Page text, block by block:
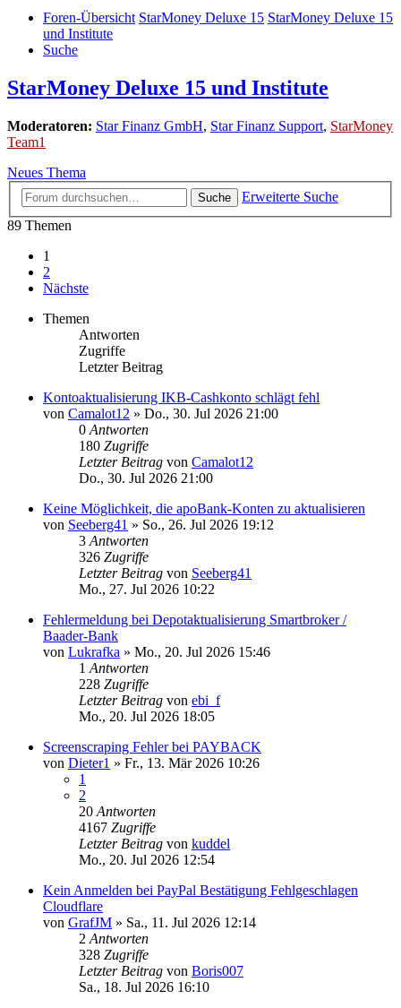
Foren-Übersicht StarMoney Deluxe 15 StarMoney Deluxe 15
und Institute
Suche
StarMoney Deluxe 15 und Institute
Moderatoren: Star Finanz GmbH, Star Finanz Support, StarMoney
Team1
Neues Thema
Suche
Erweiterte Suche
89 Themen
1
2
Nächste
Themen
Antworten
Zugriffe
Letzter Beitrag
Kontoaktualisierung IKB-Cashkonto schlägt fehl
von Camalot12 » Do., 30. Jul 2026 21:00
0 Antworten
180 Zugriffe
Letzter Beitrag von Camalot12
Do., 30. Jul 2026 21:00
Keine Möglichkeit, die apoBank-Konten zu aktualisieren
von Seeberg41 » So., 26. Jul 2026 19:12
3 Antworten
326 Zugriffe
Letzter Beitrag von Seeberg41
Mo., 27. Jul 2026 10:22
Fehlermeldung bei Depotaktualisierung Smartbroker /
Baader-Bank
von Lukrafka » Mo., 20. Jul 2026 15:46
1 Antworten
228 Zugriffe
Letzter Beitrag von ebi_f
Mo., 20. Jul 2026 18:05
Screenscraping Fehler bei PAYBACK
von Dieter1 » Fr., 13. Mär 2026 10:26
1
2
20 Antworten
4167 Zugriffe
Letzter Beitrag von kuddel
Mo., 20. Jul 2026 12:54
Kein Anmelden bei PayPal Bestätigung Fehlgeschlagen
Cloudflare
von GrafJM » Sa., 11. Jul 2026 12:14
2 Antworten
328 Zugriffe
Letzter Beitrag von Boris007
Sa., 18. Jul 2026 16:10